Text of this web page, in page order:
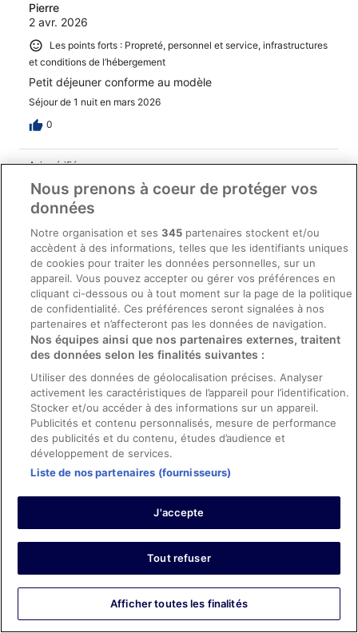
Pierre
2 avr. 2026
Les points forts : Propreté, personnel et service, infrastructures
et conditions de l’hébergement
Petit déjeuner conforme au modèle
Séjour de 1 nuit en mars 2026
0
Avis vérifié
10/10 Excellent
DAVID
Les points forts : Propreté, personnel et service, équipements
et infrastructures et conditions de l’hébergement
Chambre propre , personnel accueillant , petit déjeuner
complet , parking accessible
Séjour de 1 nuit en mars 2026
0
Avis vérifié
10/10 Excellent
Grégory
16 mars 2026
et infrastructures et conditions de l’hébergement
même en fauteuil roulant que c'est pas la chambre PMR
Juste eu la propreté par excellent car plein saleté et
poussière près de la table et aussi le lit dans le bas tout
abimé ce qui est dommage car l'hôtel est sinon
globalement propre, espère que cela va pas se dégrader
Afficher plus
Nous prenons à coeur de protéger vos
données
Notre organisation et ses345 partenaires stockent et/ou
accèdent à des informations, telles que les identifiants uniques
de cookies pour traiter les données personnelles, sur un
appareil. Vous pouvez accepter ou gérer vos préférences en
cliquant ci-dessous ou à tout moment sur la page de la politique
de confidentialité. Ces préférences seront signalées à nos
partenaires et n’affecteront pas les données de navigation.
Nos équipes ainsi que nos partenaires externes, traitent
des données selon les finalités suivantes :
Utiliser des données de géolocalisation précises. Analyser
activement les caractéristiques de l’appareil pour l’identification.
Stocker et/ou accéder à des informations sur un appareil.
Publicités et contenu personnalisés, mesure de performance
des publicités et du contenu, études d’audience et
développement de services.
Liste de nos partenaires (fournisseurs)
J'accepte
Tout refuser
Afficher toutes les finalités